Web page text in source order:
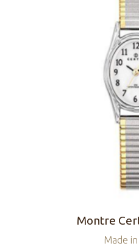
Montre
Made